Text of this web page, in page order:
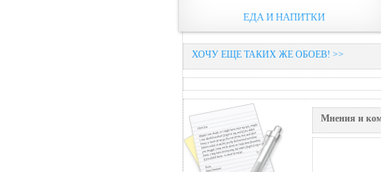
ЕДА И НАПИТКИ
ХОЧУ ЕЩЕ ТАКИХ ЖЕ ОБОЕВ! >>
Мнения и